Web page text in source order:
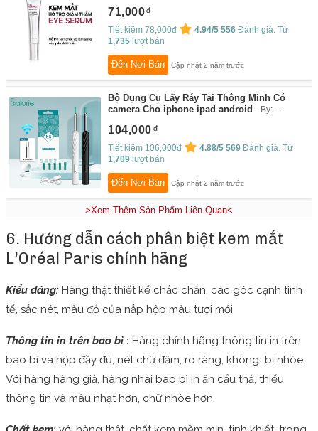
71,000
Tiết kiệm 78,000đ 4.94/5 556 Đánh giá. Từ
1,735 lượt bán
Đến Nơi Bán Cập nhật 2 năm trước
Bộ Dụng Cụ Lấy Ráy Tai Thông Minh Có
camera Cho iphone ipad android
By:
104,000
Tiết kiệm 106,000đ 4.88/5 569 Đánh giá. Từ
1,709 lượt bán
Đến Nơi Bán Cập nhật 2 năm trước
>Xem Thêm Sản Phẩm Liên Quan<
6. Hướng dẫn cách phân biệt kem mắt
L'Oréal Paris chính hãng
Kiểu dáng: Hàng thật thiết kế chắc chắn, các góc cạnh tinh
tế, sắc nét, màu đỏ của nắp hộp màu tươi mới
Thông tin in trên bao bì : Hàng chính hãng thông tin in trên
bao bì và hộp đầy đủ, nét chữ đậm, rõ ràng, không bị nhòe.
Với hàng hàng giả, hàng nhái bao bì in ấn cẩu thả, thiếu
thông tin và màu nhạt hơn, chữ nhòe hơn.